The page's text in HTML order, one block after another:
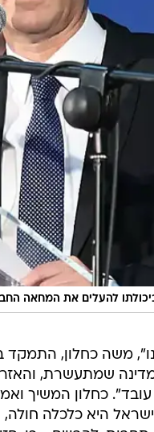
להעלים את המחאה
משה כחלון, התמקד
שמתעשרת,
עובד". כחלון המשיך
היא כלכלה חולה,